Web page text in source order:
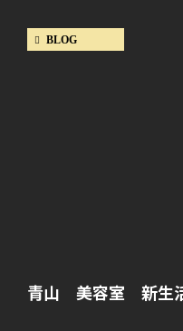
BLOG
青山 美容室 新生